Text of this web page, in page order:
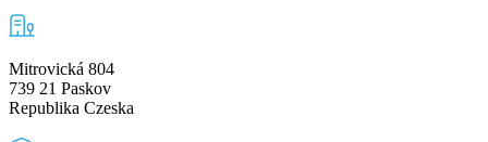
Mitrovická 804
739 21 Paskov
Republika Czeska